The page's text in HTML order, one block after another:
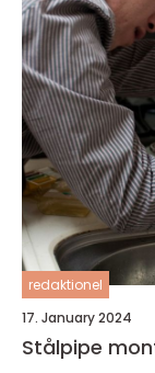
redaktionel
17. January 2024
Stålpipe